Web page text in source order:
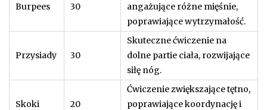
Burpees 30
angażujące różne mięśnie,
poprawiające wytrzymałość.
Przysiady 30
Skuteczne ćwiczenie na
dolne partie ciała, rozwijające
siłę nóg.
Skoki 20
Ćwiczenie zwiększające tętno,
poprawiające koordynację i